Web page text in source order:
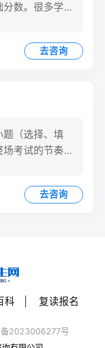
数。很多学生
去咨询
题（选择、填
考试的节奏。
去咨询
科 复读报名
2023006277号